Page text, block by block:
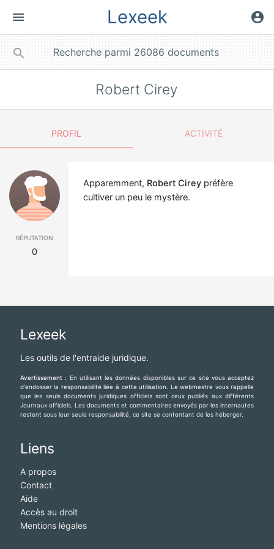
menu Lexeek account_circle
search
Robert Cirey
PROFIL ACTIVITÉ
réputation
0
Apparemment, Robert Cirey préfère
cultiver un peu le mystère.
Lexeek
Les outils de l'entraide juridique.
Avertissement : En utilisant les données disponibles sur ce site vous acceptez
d'endosser la responsabilité liée à cette utilisation. Le webmestre vous rappelle
que les seuls documents juridiques officiels sont ceux publiés aux différents
Journaux officiels. Les documents et commentaires envoyés par les internautes
restent sous leur seule responsabilité, ce site se contentant de les héberger.
Liens
A propos
Contact
Aide
Accès au droit
Mentions légales